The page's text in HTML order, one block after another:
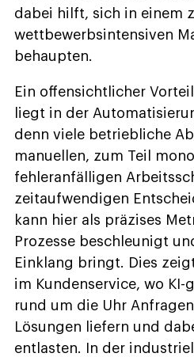
dabei hilft, sich in einem
wettbewerbsintensiven
behaupten.
Ein offensichtlicher
liegt in der
denn viele betriebliche
manuellen, zum Teil
fehleranfälligen
zeitaufwendigen
kann hier als präzises
Prozesse beschleunigt
Einklang bringt. Dies
im Kundenservice, wo
rund um die Uhr
Lösungen liefern und
entlasten. In der